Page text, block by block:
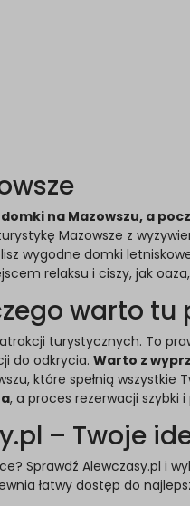
na Mazowszu, a
Mazowsze z
wygodne domki
relaksu i ciszy, jak
warto tu
turystycznych. To
do odkrycia. Warto z
które spełnią
, a proces rezerwacji szybki
– Twoje
Sprawdź Alewczasy.pl i
łatwy dostęp do